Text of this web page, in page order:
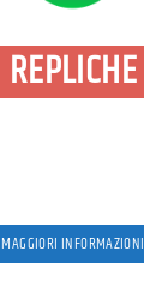
REPLICHE
MAGGIORI INFORMAZIONI